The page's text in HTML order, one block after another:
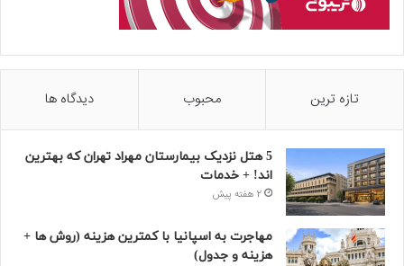
تازه ترین محبوب دیدگاه ها
5 هتل نزدیک بیمارستان مهراد تهران که بهترین‌
اند! + خدمات
2 هفته پیش
مهاجرت به اسپانیا با کمترین هزینه (روش ها +
هزینه و جدول)